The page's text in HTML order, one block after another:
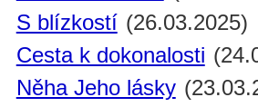
S blízkostí (26.03.2025)
Cesta k dokonalosti
Něha Jeho lásky